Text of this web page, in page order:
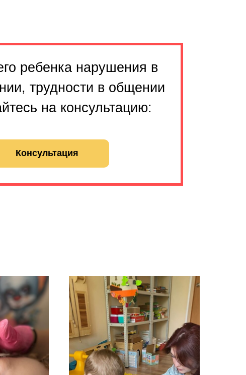
ребенка нарушения в
трудности в общении
на консультацию:
Консультация